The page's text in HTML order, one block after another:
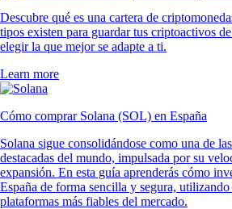
Descubre qué es una cartera de
tipos existen para guardar tus criptoactivos
elegir la que mejor se adapte a ti.
Learn more
Cómo comprar Solana (SOL) en España
Solana sigue consolidándose como una de
destacadas del mundo, impulsada por su
expansión. En esta guía aprenderás cómo
España de forma sencilla y segura,
plataformas más fiables del mercado.